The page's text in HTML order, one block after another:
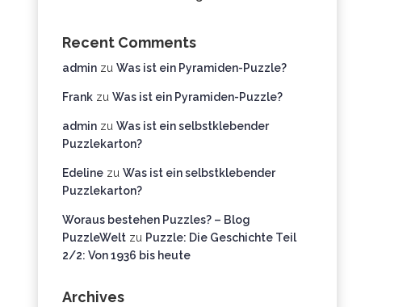
Recent Comments
admin zu Was ist ein Pyramiden-Puzzle?
Frank zu Was ist ein Pyramiden-Puzzle?
admin zu Was ist ein selbstklebender
Puzzlekarton?
Edeline zu Was ist ein selbstklebender
Puzzlekarton?
Woraus bestehen Puzzles? – Blog
PuzzleWelt zu Puzzle: Die Geschichte Teil
2/2: Von 1936 bis heute
Archives